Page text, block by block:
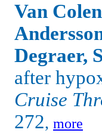
Van
Degraer,
after
Cruise
272, more